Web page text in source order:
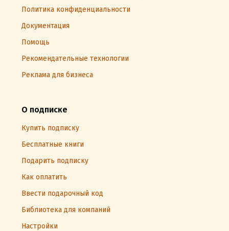
Политика конфиденциальности
Документация
Помощь
Рекомендательные технологии
Реклама для бизнеса
О подписке
Купить подписку
Бесплатные книги
Подарить подписку
Как оплатить
Ввести подарочный код
Библиотека для компаний
Настройки